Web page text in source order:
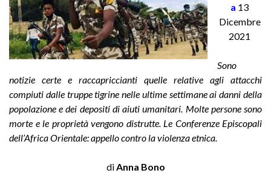
a 13
Dicembre
2021
Sono
notizie certe e raccapriccianti quelle relative agli attacchi
compiuti dalle truppe tigrine nelle ultime settimane ai danni della
popolazione e dei depositi di aiuti umanitari. Molte persone sono
morte e le proprietà vengono distrutte. Le Conferenze Episcopali
dell’Africa Orientale: appello contro la violenza etnica.
di Anna Bono